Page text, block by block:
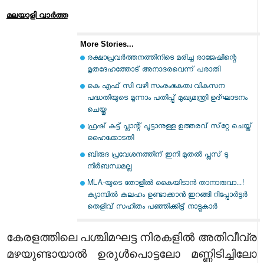
മലയാളി വാര്‍ത്ത
More Stories...
രക്ഷാപ്രവര്‍ത്തനത്തിനിടെ മരിച്ച രാജേഷിന്റെ
മൃതദേഹത്തോട് അനാദരവെന്ന് പരാതി
കെ എഫ് സി വഴി സംരംഭകത്വ വികസന
പദ്ധതിയുടെ മൂന്നാം പതിപ്പ് മുഖ്യമന്ത്രി ഉദ്ഘാടനം
ചെയ്തു
ഫ്രഷ് കട്ട് പ്ലാന്റ് പൂട്ടാനുള്ള ഉത്തരവ് സ്‌റ്റേ ചെയ്ത്
ഹൈക്കോടതി
ബിരുദ പ്രവേശനത്തിന് ഇനി മുതല്‍ പ്ലസ് ടു
നിര്‍ബന്ധമല്ല
MLA-യുടെ തോളിൽ കൈയിടാൻ താനാരുവാ...!
ക്യാമ്പിൽ കലഹം ഉണ്ടാക്കാൻ ഇറങ്ങി റിപ്പോർട്ടർ
തെളിവ് സഹിതം പഞ്ഞിക്കിട്ട് നാട്ടുകാർ
കേരളത്തിലെ പശ്ചിമഘട്ട നിരകളിൽ അതിവീവ്ര
മഴയുണ്ടായാൽ ഉരുൾപൊട്ടലോ മണ്ണിടിച്ചിലോ